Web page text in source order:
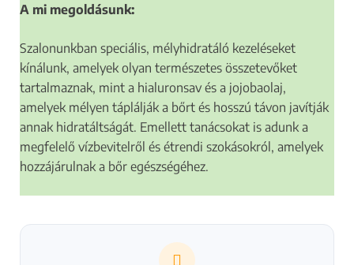
A mi megoldásunk:
Szalonunkban speciális, mélyhidratáló kezeléseket
kínálunk, amelyek olyan természetes összetevőket
tartalmaznak, mint a hialuronsav és a jojobaolaj,
amelyek mélyen táplálják a bőrt és hosszú távon javítják
annak hidratáltságát. Emellett tanácsokat is adunk a
megfelelő vízbevitelről és étrendi szokásokról, amelyek
hozzájárulnak a bőr egészségéhez.